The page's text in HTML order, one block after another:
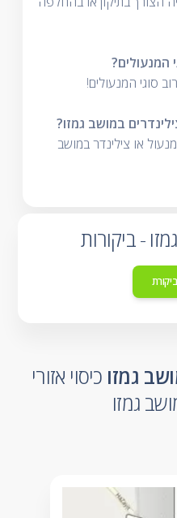
המנעולים?
סוגי המנעולים!
במושב גמזו?
או צילינדר במושב
- ביקורות
גמזו כיסוי אזורי
גמזו